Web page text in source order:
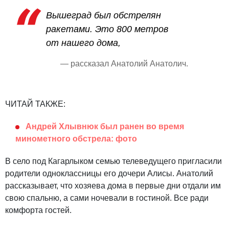
Вышеград был обстрелян
ракетами. Это 800 метров
от нашего дома,
— рассказал Анатолий Анатолич.
ЧИТАЙ ТАКЖЕ:
Андрей Хлывнюк был ранен во время
минометного обстрела: фото
В село под Кагарлыком семью телеведущего пригласили
родители одноклассницы его дочери Алисы. Анатолий
рассказывает, что хозяева дома в первые дни отдали им
свою спальню, а сами ночевали в гостиной. Все ради
комфорта гостей.